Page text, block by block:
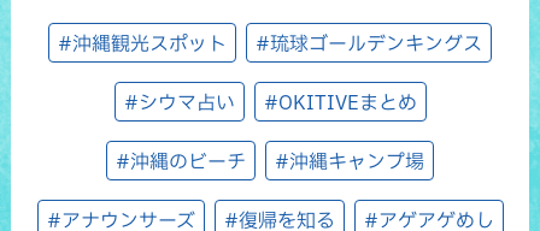
#沖縄観光スポット #琉球ゴールデンキングス
#シウマ占い #OKITIVEまとめ
#沖縄のビーチ #沖縄キャンプ場
#アナウンサーズ #復帰を知る #アゲアゲめし